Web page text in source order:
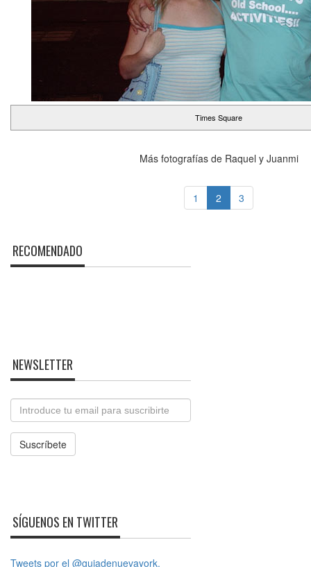
Times Square
Más fotografías de Raquel y Juanmi
1 2 3
RECOMENDADO
NEWSLETTER
Email
Suscríbete
SÍGUENOS EN TWITTER
Tweets por el @guiadenuevayork.